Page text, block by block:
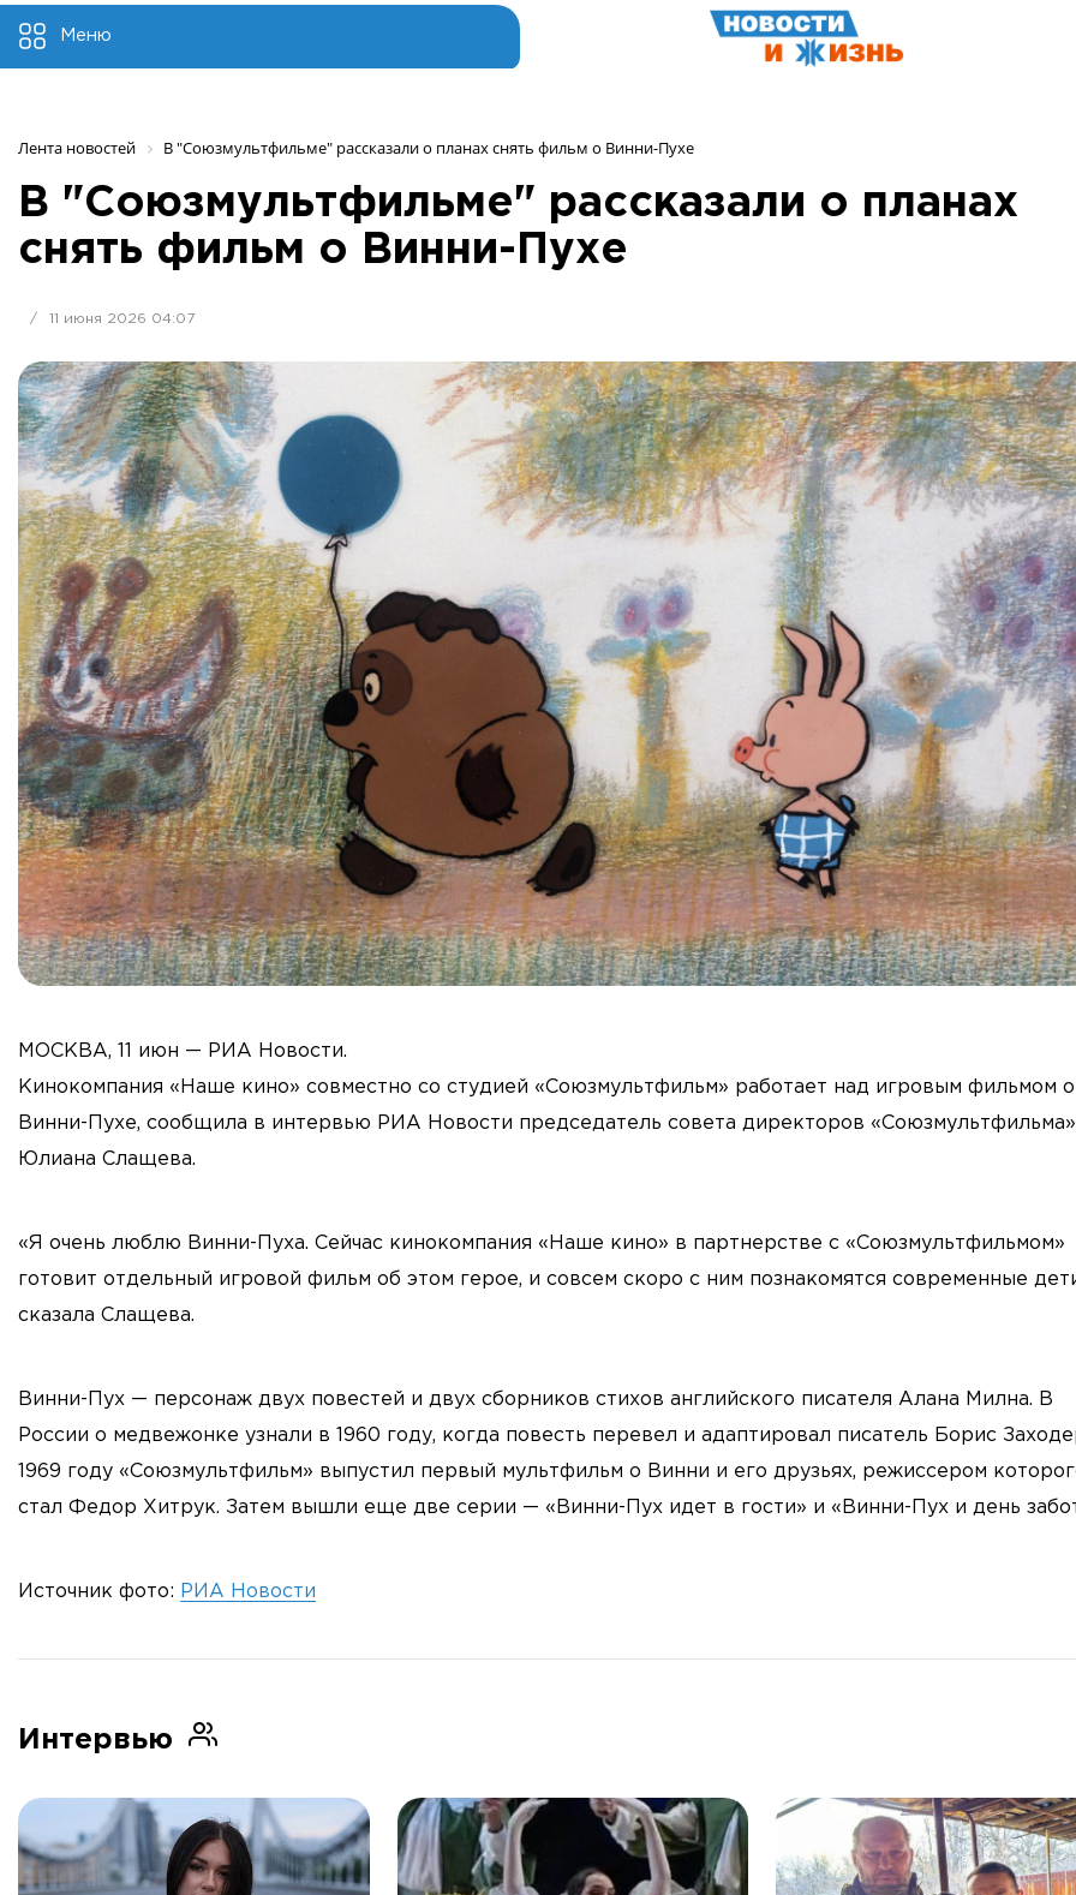
Меню
Лента новостей В "Союзмультфильме" рассказали о планах снять фильм о Винни-Пухе
В "Союзмультфильме" рассказали о планах
снять фильм о Винни-Пухе
/ 11 июня 2026 04:07
МОСКВА, 11 июн — РИА Новости.
Кинокомпания «Наше кино» совместно со студией «Союзмультфильм» работает над игровым фильмом о
Винни-Пухе, сообщила в интервью РИА Новости председатель совета директоров «Союзмультфильма»
Юлиана Слащева.
«Я очень люблю Винни-Пуха. Сейчас кинокомпания «Наше кино» в партнерстве с «Союзмультфильмом»
готовит отдельный игровой фильм об этом герое, и совсем скоро с ним познакомятся современные
сказала Слащева.
Винни-Пух — персонаж двух повестей и двух сборников стихов английского писателя Алана Милна. В
России о медвежонке узнали в 1960 году, когда повесть перевел и адаптировал писатель Борис
1969 году «Союзмультфильм» выпустил первый мультфильм о Винни и его друзьях, режиссером
стал Федор Хитрук. Затем вышли еще две серии — «Винни-Пух идет в гости» и «Винни-Пух и день
Источник фото: РИА Новости
Интервью